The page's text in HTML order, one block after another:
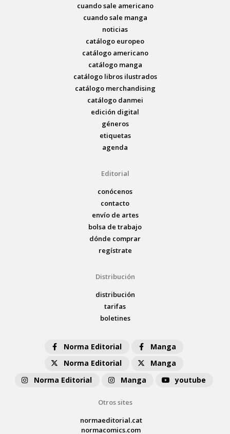
cuando sale americano
cuando sale manga
noticias
catálogo europeo
catálogo americano
catálogo manga
catálogo libros ilustrados
catálogo merchandising
catálogo danmei
edición digital
géneros
etiquetas
agenda
Editorial
conócenos
contacto
envío de artes
bolsa de trabajo
dónde comprar
regístrate
Distribución
distribución
tarifas
boletines
Norma Editorial
Manga
Norma Editorial
Manga
Norma Editorial
Manga youtube
Otros sites
normaeditorial.cat
normacomics.com